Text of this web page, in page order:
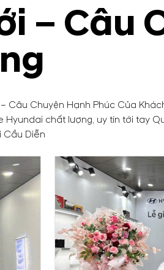
– Câu
Câu Chuyện Hạnh Phúc Của
chất lượng, uy tín tới tay
Diễn